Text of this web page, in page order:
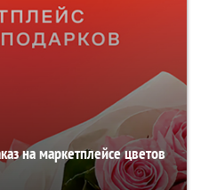
на маркетплейсе цветов